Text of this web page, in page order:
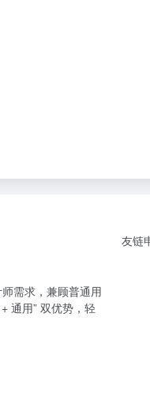
需求，兼顾普通用
通用” 双优势，轻
友链